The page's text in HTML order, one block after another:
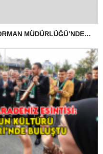
ARNAVUTKÖY İLÇE TARIM VE ORMAN MÜDÜRLÜĞÜ’NDEN İLANEN TEBLİGAT